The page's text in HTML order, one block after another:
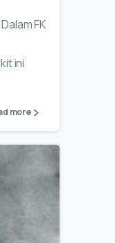
FK
ini
more